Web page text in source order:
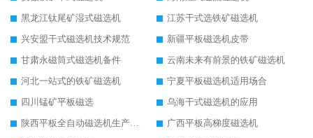
黑龙江钛尾矿湿式磁选机
江苏干式选铁矿磁选机
兴安盟干式磁选机技术规范
新疆平板磁选机皮带
甘肃永磁筒式磁选机备件
云南未来有前景的铁矿磁选机
河北一站式的铁矿磁选机
宁夏平板磁选机适用场合
四川锰矿平板磁选
乌海干式磁选机的应用
陕西平板全自动磁选机生产厂家
广西平板高梯度磁选机